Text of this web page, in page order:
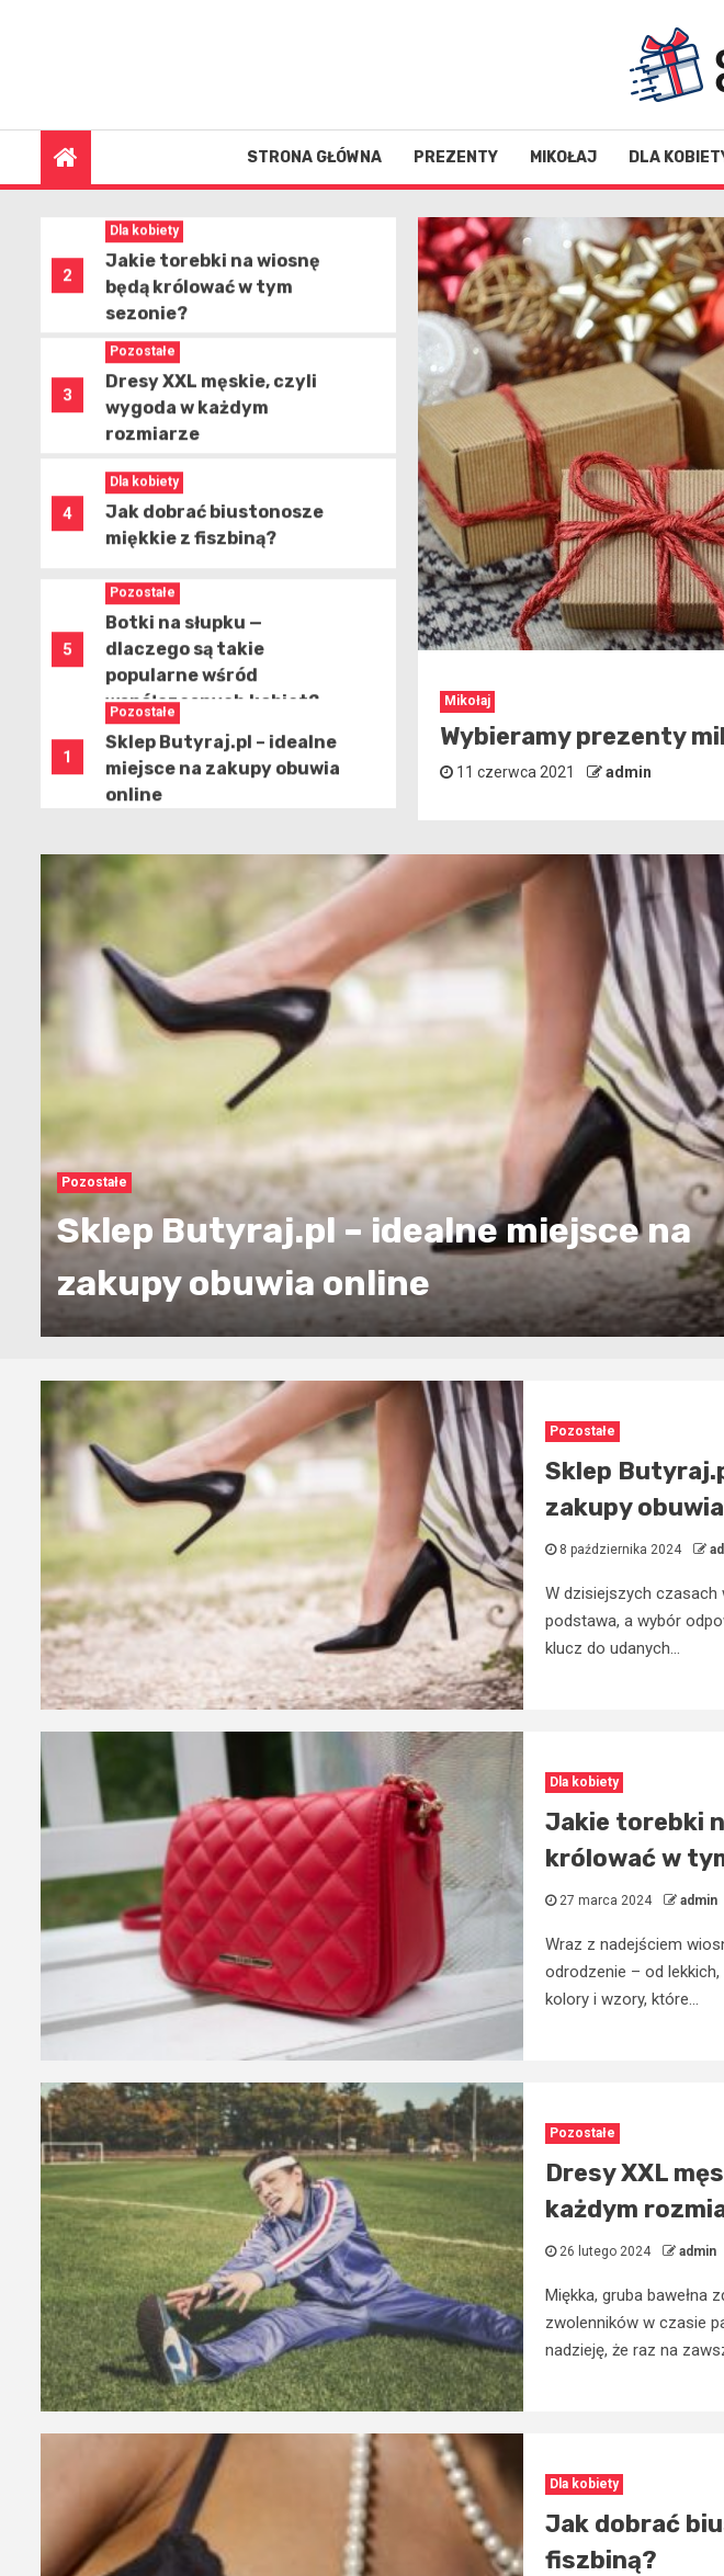
STRONA GŁÓWNA PREZENTY MIKOŁAJ DLA
2
sezonie?
3
Pozostałe
Dresy XXL męskie, czyli
wygoda w każdym
rozmiarze
4
Dla kobiety
Jak dobrać biustonosze
miękkie z fiszbiną?
5
Pozostałe
Botki na słupku —
dlaczego są takie
współczesnych kobiet?
1
Pozostałe
Sklep Butyraj.pl – idealne
miejsce na zakupy obuwia
online
2
Dla kobiety
Jakie torebki na wiosnę
będą królować w tym
sezonie?
Dresy XXL męskie, czyli
rozmiarze
Dla kobiety
Jak dobrać biustonosze
miękkie z fiszbiną?
Pozostałe
Botki na słupku —
dlaczego są takie
współczesnych kobiet?
prezenty mikołajkowe
admin
Mikołaj
Co kupić na prezent
12 czerwca 2021 admin
Pozostałe
Sklep Butyraj.pl – idealne miejsce na
zakupy obuwia online
Wpisy
Pozostałe
Sklep
zakupy
8 października 2024
W dzisiejszych czasach
podstawa, a wybór
klucz do udanych...
Dla kobiety
Jakie torebki
królować w
27 marca 2024 admin
Wraz z nadejściem
odrodzenie – od
kolory i wzory, które...
Pozostałe
Dresy XXL
każdym
26 lutego 2024 admin
Miękka, gruba bawełna
zwolenników w czasie
nadzieję, że raz na
Dla kobiety
Jak dobrać
fiszbiną?